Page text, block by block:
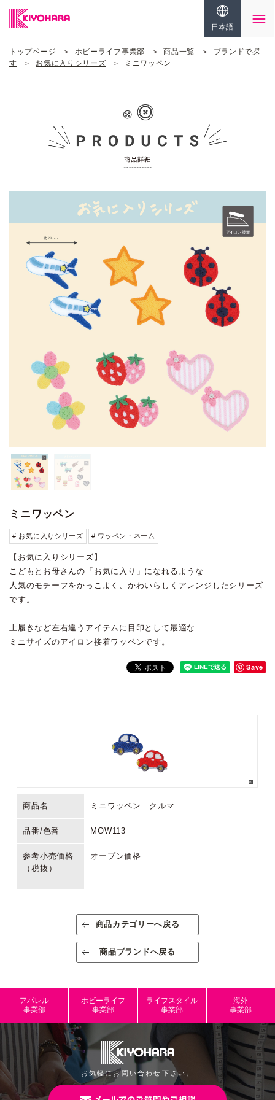
日本語
トップページ ホビーライフ事業部 商品一覧
ブランドで探
す
お気に入りシリーズ ミニワッペン
ミニワッペン
# お気に入りシリーズ # ワッペン・ネーム
【お気に入りシリーズ】
こどもとお母さんの「お気に入り」になれるような
人気のモチーフをかっこよく、かわいらしくアレンジしたシリーズ
です。
上履きなど左右違うアイテムに目印として最適な
ミニサイズのアイロン接着ワッペンです。
Save
商品名 ミニワッペン クルマ
品番/色番 MOW113
参考小売価格
（税抜）
オープン価格
糸：レーヨン・綿、接着：EVA樹脂
出荷単位:3
イズ
本体サイズ
JANコード 4965492233069
商品カテゴリーへ戻る
商品ブランドへ戻る
アパレル
事業部
ホビーライフ
事業部
ライフスタイル
事業部
海外
事業部
お気軽にお問い合わせ下さい。